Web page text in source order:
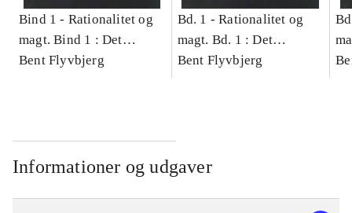
Bind 1 - Rationalitet og
magt. Bind 1 : Det
konkretes videnskab
Bent Flyvbjerg
Bd. 1 -Rationalitet og
magt. Bd. 1 : Det
konkretes videnskab
Bent Flyvbjerg
Informationer og udgaver